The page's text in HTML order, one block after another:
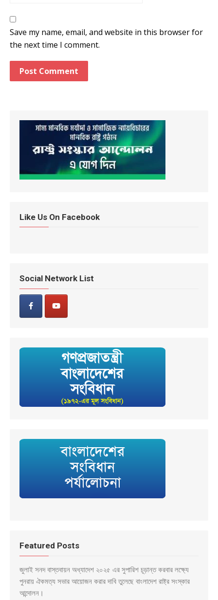
Save my name, email, and website in this browser for
the next time I comment.
Like Us On Facebook
Social Network List
Featured Posts
জুলাই সনদ বাস্তবায়ন অধ্যাদেশ ২০২৫ এর সুপারিশ চূড়ান্ত করবার লক্ষ্যে
পুনরায় ঐকমত্য সভার আয়োজন করার দাবি তুলেছে বাংলাদেশ রাষ্ট্র সংস্কার
আন্দোলন।